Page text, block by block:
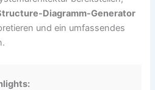
Diagramm-Generator
und ein umfassendes